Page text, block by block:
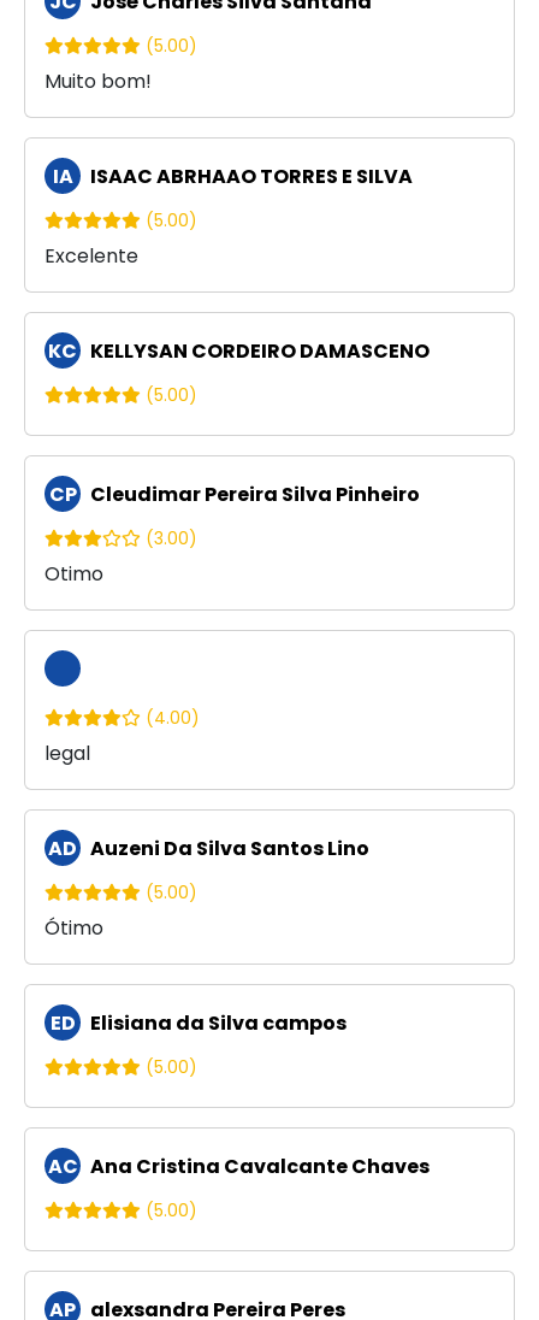
(5.00)
Muito bom!
IA ISAAC ABRHAAO TORRES E SILVA
(5.00)
Excelente
KC KELLYSAN CORDEIRO DAMASCENO
(5.00)
CP Cleudimar Pereira Silva Pinheiro
(3.00)
Otimo
(4.00)
legal
AD Auzeni Da Silva Santos Lino
(5.00)
Ótimo
ED Elisiana da Silva campos
(5.00)
AC Ana Cristina Cavalcante Chaves
(5.00)
AP alexsandra Pereira Peres